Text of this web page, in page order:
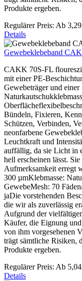
Produkte ergeben.
Regulärer Preis: Ab
Details
Gewebeklebeband
CAKK 70S-FL
mit einer PE-
Gewebeträger und einer
Bündeln, Fixieren,
Schützen, Verbinden,
neonfarbene
Leuchtkraft und
auffällig, da sie Licht in
hell erscheinen lässt.
Aufmerksamkeit erregt
300 µmKlebmasse:
GewebeMesh: 70
jaDie vorstehenden
die wir als zuverlässig
Aufgrund der
Käufer, die Eignung
von ihm vorgesehenen
trägt sämtliche Risiken,
Produkte ergeben.
Regulärer Preis: Ab
Details